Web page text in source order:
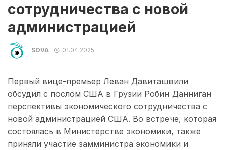
сотрудничества с новой
администрацией
SOVA 01.04.2025
Первый вице-премьер Леван Давиташвили
обсудил с послом США в Грузии Робин Данниган
перспективы экономического сотрудничества с
новой администрацией США. Во встрече, которая
состоялась в Министерстве экономики, также
приняли участие замминистра экономики и